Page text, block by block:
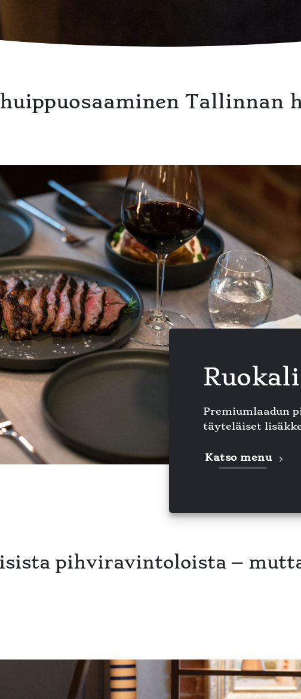
Tallinnan
Premiumlaadun
täyteläiset
Katso menu
pihviravintoloista –